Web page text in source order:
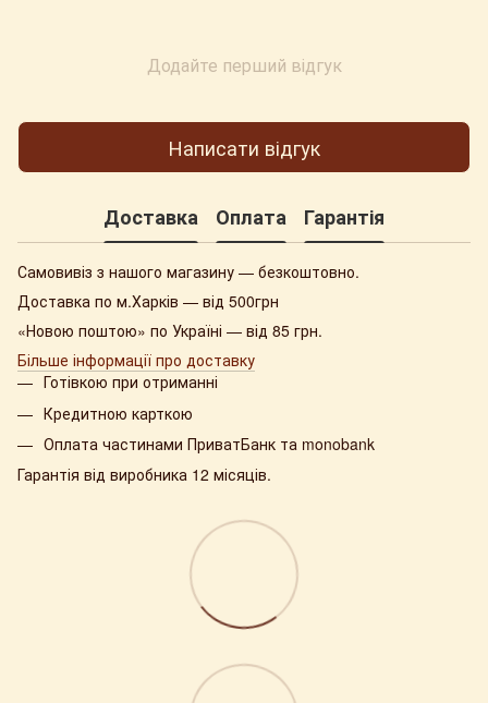
Додайте перший відгук
Написати відгук
Доставка Оплата Гарантія
Самовивіз з нашого магазину — безкоштовно.
Доставка по м.Харків — від 500грн
«Новою поштою» по Україні — від 85 грн.
Більше інформації про доставку
Готівкою при отриманні
Кредитною карткою
Оплата частинами ПриватБанк та monobank
Гарантія від виробника 12 місяців.